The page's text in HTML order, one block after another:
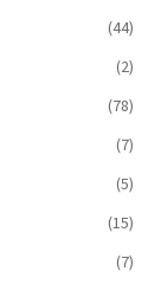
(44)
(2)
(78)
(7)
(5)
(15)
(7)